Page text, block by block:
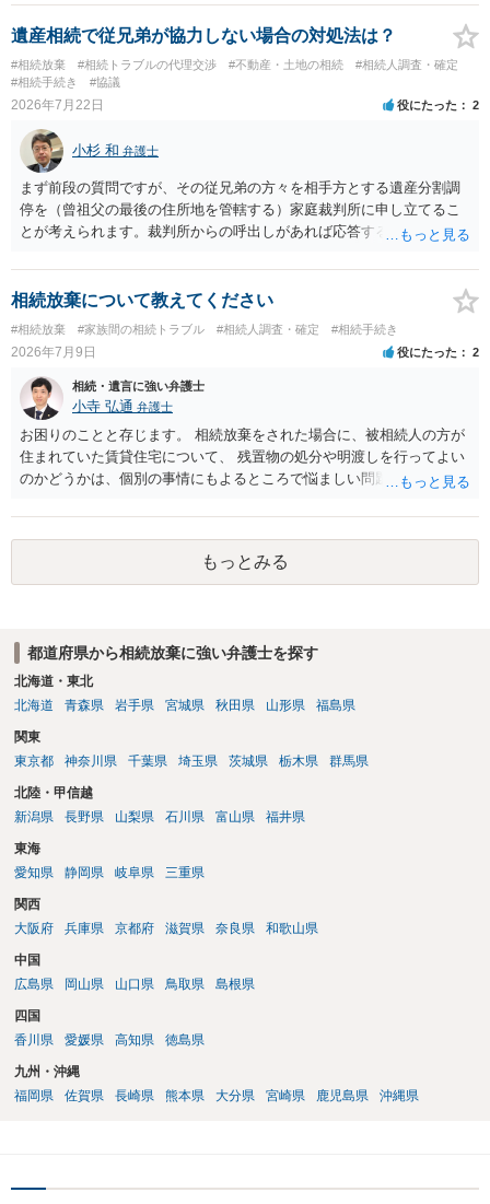
です。 ただ、弁護士に払う手数料とは別に戸籍の用意に一定の実費が
かかることになりますので、その費用も支払うべきものとして頭に置
が、旦那様の収入や財産にもよりますが、法テラスに御連絡なさって
弁護士との相談を予約して受任してもらうのが一番安上がりでしょ
らい（希望者が多く予約できてもしばらく先になる）ようですので、
比較的短い熟慮期間のことを考えると、来週早々すぐにでも御連絡す
る方が良いでしょう。 もし法テラスが御利用になれない、あるいは時
間がない等であれば、相続を取扱分野としている弁護士を適宜探し
（WEB等で）、問い合わせてみることです。相続を扱う弁護士でも相
けてくれないところもあるようです。 複数の法律事務所に聞いて（相
見積もりをとって）、一番安いところでやってもらうことに決めれ
ば、キューちゃんママさんの御希望をかなえることができるのではな
いでしょうか。 あるいは相続放棄であれば御自分でできなくもないと
は思います。その場合、かかるのは戸籍等の取得費用と印紙代だけと
なります。家庭裁判所のサイトから用紙を取得すると共に必要な書類
を確認し、印紙と共に家庭裁判所に提出して相続放棄申述受理通知書
を待つという流れになります。
遺産相続で従兄弟が協力しない場合の対処法は？
#相続放棄 #相続トラブルの代理交渉 #不動産・土地の相続
#相続人調査・確定
#相続手続き
#協議
2026年7月22日 役にたった 2
小杉 和 弁護士
まず前段の質問ですが、その従兄弟の方々を相手方とする遺産分割調
停を（曾祖父の最後の住所地を管轄する）家庭裁判所に申し立てるこ
とが考えられます。裁判所からの呼出しがあれば応答する可能性がま
能と思われます。時間が思った以上にないので必要書類をてきぱきと
揃える必要があります。その点是非御注意ください。
相続放棄について教えてください
#相続放棄 #家族間の相続トラブル #相続人調査・確定 #相続手続き
2026年7月9日 役にたった 2
相続・遺言に強い弁護士
小寺 弘通 弁護士
お困りのことと存じます。 相続放棄をされた場合に、被相続人の方が
住まれていた賃貸住宅について、 残置物の処分や明渡しを行ってよい
のかどうかは、個別の事情にもよるところで悩ましい問題です。 相続
場合、 「相続財産を処分」したと評価され、相続放棄が無効となるリ
スクが一応あるからです。 ただし、実際には、自宅内にめぼしい財産
がなく、滞納賃料が増え続けるのを止めるため、 解約をして鍵を返却
してしまうというケースもそれなりにあります。 また、お母様の通帳
相続財産清算人が選任される場合があり、 その場合には当該清算人に
引き継いでいただくことになります。 ちなみに前提として、お母様の
お姉さんがご存命である以上、 その子（甥、姪）にはそもそも相続権
す。 明確にお答えができずに申し訳ありませんが、以上ご参考にして
いただければ幸いです。
もっとみる
都道府県から相続放棄に強い弁護士を探す
北海道・東北
北海道
青森県 岩手県 宮城県 秋田県 山形県 福島県
関東
東京都
神奈川県 千葉県 埼玉県 茨城県 栃木県 群馬県
北陸・甲信越
新潟県
長野県 山梨県 石川県 富山県 福井県
東海
愛知県
静岡県 岐阜県 三重県
関西
大阪府
兵庫県 京都府 滋賀県 奈良県 和歌山県
中国
広島県
岡山県 山口県 鳥取県 島根県
四国
香川県
愛媛県 高知県 徳島県
九州・沖縄
福岡県
佐賀県 長崎県 熊本県 大分県 宮崎県 鹿児島県 沖縄県